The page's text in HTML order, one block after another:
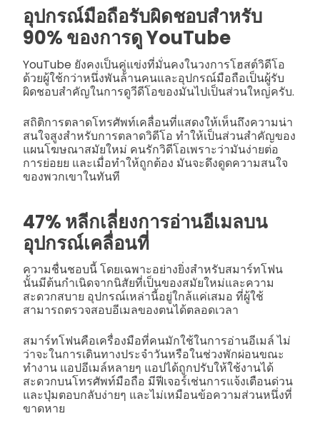
อุปกรณ์มือถือรับผิดชอบสำหรับ
90% ของการดู YouTube
YouTube ยังคงเป็นคู่แข่งที่มั่นคงในวงการโฮสต์วิดีโอ
ด้วยผู้ใช้กว่าหนึ่งพันล้านคนและอุปกรณ์มือถือเป็นผู้รับ
ผิดชอบสำคัญในการดูวีดีโอของมันไปเป็นส่วนใหญ่ครับ.
สถิติการตลาดโทรศัพท์เคลื่อนที่แสดงให้เห็นถึงความน่า
สนใจสูงสำหรับการตลาดวิดีโอ ทำให้เป็นส่วนสำคัญของ
แผนโฆษณาสมัยใหม่ คนรักวิดีโอเพราะว่ามันง่ายต่อ
การย่อยย และเมื่อทำให้ถูกต้อง มันจะดึงดูดความสนใจ
ของพวกเขาในทันที
47% หลีกเลี่ยงการอ่านอีเมลบน
อุปกรณ์เคลื่อนที่
ความชื่นชอบนี้ โดยเฉพาะอย่างยิ่งสำหรับสมาร์ทโฟน
นั้นมีต้นกำเนิดจากนิสัยที่เป็นของสมัยใหม่และความ
สะดวกสบาย อุปกรณ์เหล่านี้อยู่ใกล้แค่เสมอ ที่ผู้ใช้
สามารถตรวจสอบอีเมลของตนได้ตลอดเวลา
สมาร์ทโฟนคือเครื่องมือที่คนมักใช้ในการอ่านอีเมล์ ไม่
ว่าจะในการเดินทางประจำวันหรือในช่วงพักผ่อนขณะ
ทำงาน แอปอีเมล์หลายๆ แอปได้ถูกปรับให้ใช้งานได้
สะดวกบนโทรศัพท์มือถือ มีฟีเจอร์เช่นการแจ้งเตือนด่วน
และปุ่มตอบกลับง่ายๆ และไม่เหมือนข้อความส่วนหนึ่งที่
ขาดหาย